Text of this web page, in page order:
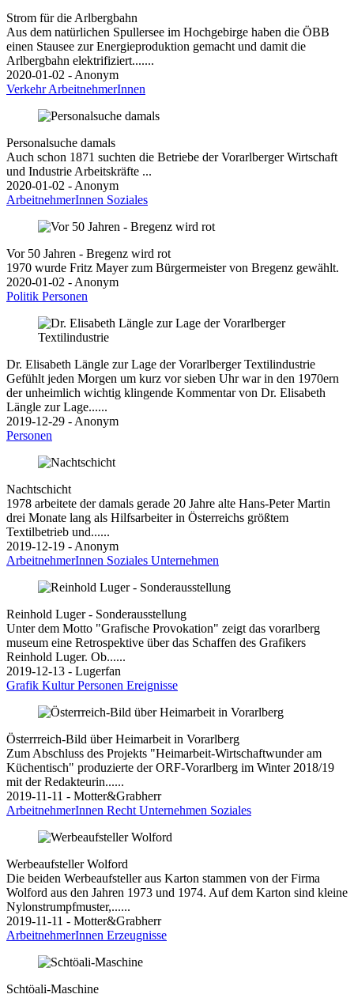
Strom für die Arlbergbahn
Aus dem natürlichen Spullersee im Hochgebirge haben die ÖBB
einen Stausee zur Energieproduktion gemacht und damit die
Arlbergbahn elektrifiziert.......
2020-01-02 - Anonym
VerkehrArbeitnehmerInnen
Personalsuche damals
Auch schon 1871 suchten die Betriebe der Vorarlberger Wirtschaft
und Industrie Arbeitskräfte ...
2020-01-02 - Anonym
ArbeitnehmerInnen Soziales
Vor 50 Jahren - Bregenz wird rot
1970 wurde Fritz Mayer zum Bürgermeister von Bregenz gewählt.
2020-01-02 - Anonym
Politik Personen
Dr. Elisabeth Längle zur Lage der Vorarlberger Textilindustrie
Gefühlt jeden Morgen um kurz vor sieben Uhr war in den 1970ern
der unheimlich wichtig klingende Kommentar von Dr. Elisabeth
Längle zur Lage......
2019-12-29 - Anonym
Personen
Nachtschicht
1978 arbeitete der damals gerade 20 Jahre alte Hans-Peter Martin
drei Monate lang als Hilfsarbeiter in Österreichs größtem
Textilbetrieb und......
2019-12-19 - Anonym
ArbeitnehmerInnen Soziales Unternehmen
Reinhold Luger - Sonderausstellung
Unter dem Motto "Grafische Provokation" zeigt das vorarlberg
museum eine Retrospektive über das Schaffen des Grafikers
Reinhold Luger. Ob......
2019-12-13 - Lugerfan
Grafik KulturPersonen Ereignisse
Österrreich-Bild über Heimarbeit in Vorarlberg
Zum Abschluss des Projekts "Heimarbeit-Wirtschaftwunder am
Küchentisch" produzierte der ORF-Vorarlberg im Winter 2018/19
mit der Redakteurin......
2019-11-11 - Motter&Grabherr
ArbeitnehmerInnen Recht Unternehmen Soziales
Werbeaufsteller Wolford
Die beiden Werbeaufsteller aus Karton stammen von der Firma
Wolford aus den Jahren 1973 und 1974. Auf dem Karton sind kleine
Nylonstrumpfmuster,......
2019-11-11 - Motter&Grabherr
ArbeitnehmerInnen Erzeugnisse
Schtöali-Maschine